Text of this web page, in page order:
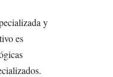
y
es